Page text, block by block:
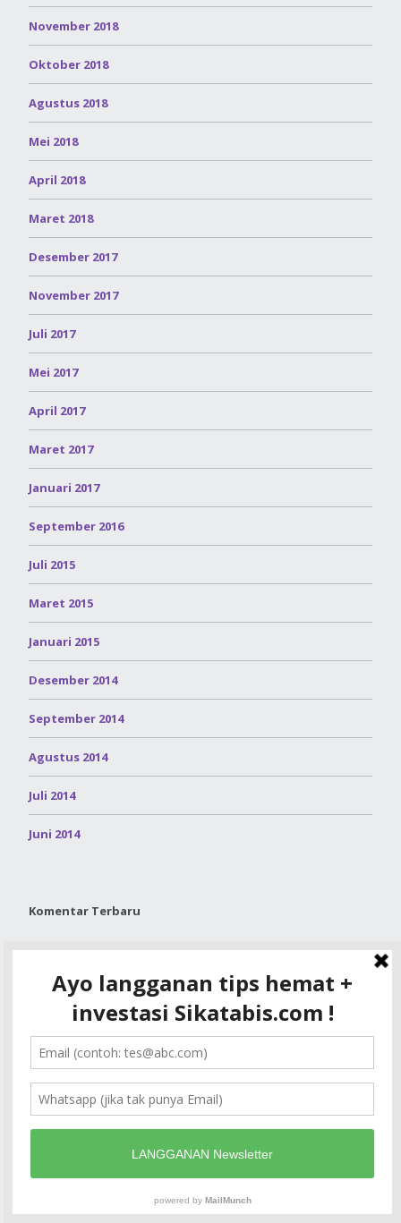
November 2018
Oktober 2018
Agustus 2018
Mei 2018
April 2018
Maret 2018
Desember 2017
November 2017
Juli 2017
Mei 2017
April 2017
Maret 2017
Januari 2017
September 2016
Juli 2015
Maret 2015
Januari 2015
Desember 2014
September 2014
Agustus 2014
Juli 2014
Juni 2014
Komentar Terbaru
SamuelpadaCS Indosat: Cara Kontak im3 Termurah via
pada
Cara Kredit di Akulaku (Pinjaman Uang Kilat) :
Syarat / Biaya / Simulasi
IksanpadaCS 3 Tri: Cara Kontak 3 Termurah via Call
Center, E-mail, Sosmed, Gerai Tri
Ririn RianasaripadaCara Pinjam di UangMe: Status OJK /
Syarat / Simulasi Online
Ema